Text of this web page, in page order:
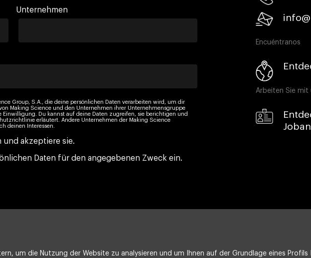
Unternehmen
Group, S.A., die deine persönlichen Daten verarbeiten wird, um dir
Making Science und den Unternehmen ihrer Unternehmensgruppe
Du kannst auf deine Daten zugreifen, sie berichtigen und
erläutert. Andere Unternehmen der Making Science
deinen Interessen.
und akzeptiere sie.
Daten für den angegebenen Zweck ein.
Encuéntranos
Arbeiten Sie mit
um die Nutzung der Website zu analysieren und um Ihnen auf der Grundlage eines